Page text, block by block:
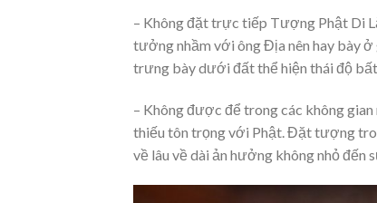
– Không đặt trực tiếp Tượng Phật Di
tưởng nhầm với ông Địa nên hay bày ở
trưng bày dưới đất thể hiện thái độ
– Không được để trong các không
thiếu tôn trọng với Phật. Đặt tượng
về lâu về dài ản hưởng không nhỏ đến